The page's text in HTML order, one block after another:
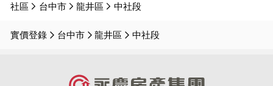
社區 台中市 龍井區 中社段
實價登錄 台中市 龍井區 中社段